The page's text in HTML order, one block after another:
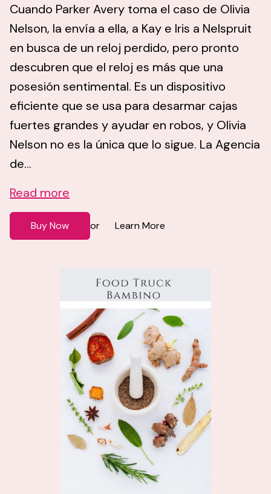
Cuando Parker Avery toma el caso de Olivia
Nelson, la envía a ella, a Kay e Iris a Nelspruit
en busca de un reloj perdido, pero pronto
descubren que el reloj es más que una
posesión sentimental. Es un dispositivo
eficiente que se usa para desarmar cajas
fuertes grandes y ayudar en robos, y Olivia
Nelson no es la única que lo sigue. La Agencia
de...
Read more
Buy Now or Learn More